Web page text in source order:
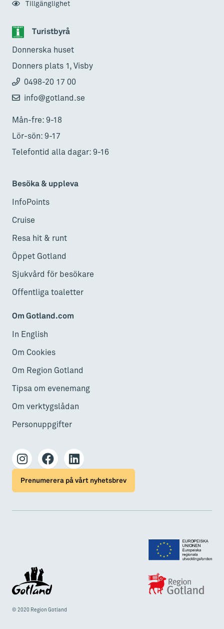
Turistbyrå
Donnerska huset
Donners plats 1, Visby
0498-20 17 00
info@gotland.se
Mån-fre: 9-18
Lör-sön: 9-17
Telefontid alla dagar: 9-16
Besöka & uppleva
InfoPoints
Cruise
Resa hit & runt
Öppet Gotland
Sjukvård för besökare
Offentliga toaletter
Om Gotland.com
In English
Om Cookies
Om Region Gotland
Tipsa om evenemang
Om verktygslådan
Personuppgifter
Tillgänglighet
Prenumerera på vårt nyhetsbrev
© 2020 Region Gotland